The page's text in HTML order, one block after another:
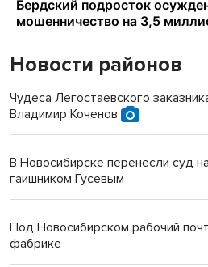
Новости районов
Чудеса Легостаевского
Владимир Коченов
В Новосибирске перенесли суд
гаишником Гусевым
Под Новосибирском рабочий
фабрике